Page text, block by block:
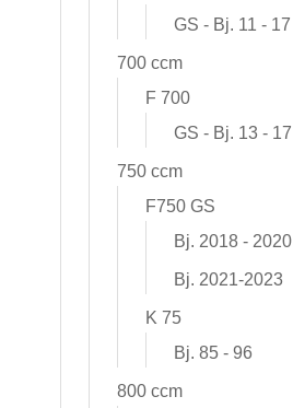
GS - Bj. 11 - 17
700 ccm
F 700
GS - Bj. 13 - 17
750 ccm
F750 GS
Bj. 2018 - 2020
Bj. 2021-2023
K 75
Bj. 85 - 96
800 ccm